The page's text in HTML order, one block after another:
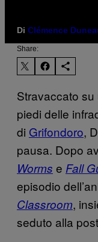
Di Clémence
Share:
Stravaccato
piedi delle
di Grifondoro,
pausa. Dopo
Worms e Fall
episodio
Classroom,
seduto alla